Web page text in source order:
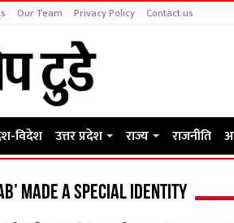
Our Team Privacy Policy Contact us
विदेश उत्तर प्रदेश राज्य राजनीति
made a special identity